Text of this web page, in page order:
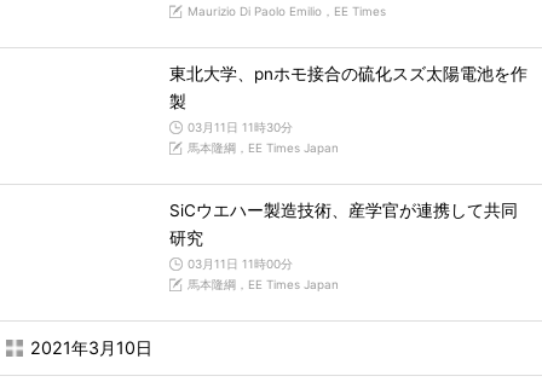
Maurizio Di Paolo Emilio，EE Times
東北大学、pnホモ接合の硫化スズ太陽電池を作
製
03月11日 11時30分
馬本隆綱，EE Times Japan
SiCウエハー製造技術、産学官が連携して共同
研究
03月11日 11時00分
馬本隆綱，EE Times Japan
2021年3月10日